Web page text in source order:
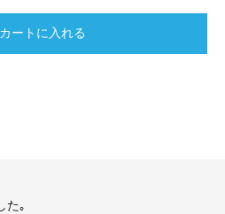
カートに入れる
た｡